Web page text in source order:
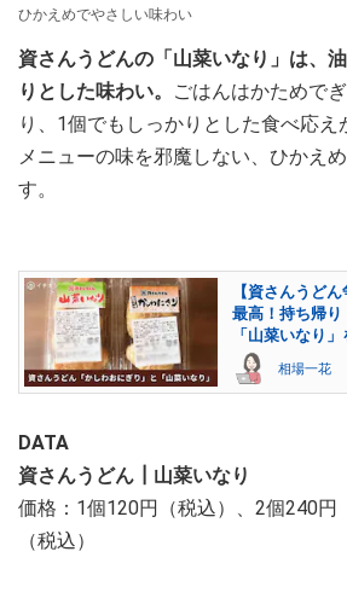
ひかえめでやさしい味わい
資さんうどんの「山菜いなり」は、
りとした味わい。
ごはんはかためで
り、1個でもしっかりとした食べ応え
メニューの味を邪魔しない、ひかえ
す。
【資さんうど
最高！持ち帰り
「山菜いなり
相場一花
DATA
資さんうどん┃山菜いなり
価格：1個120円（税込）、2個240円
（税込）